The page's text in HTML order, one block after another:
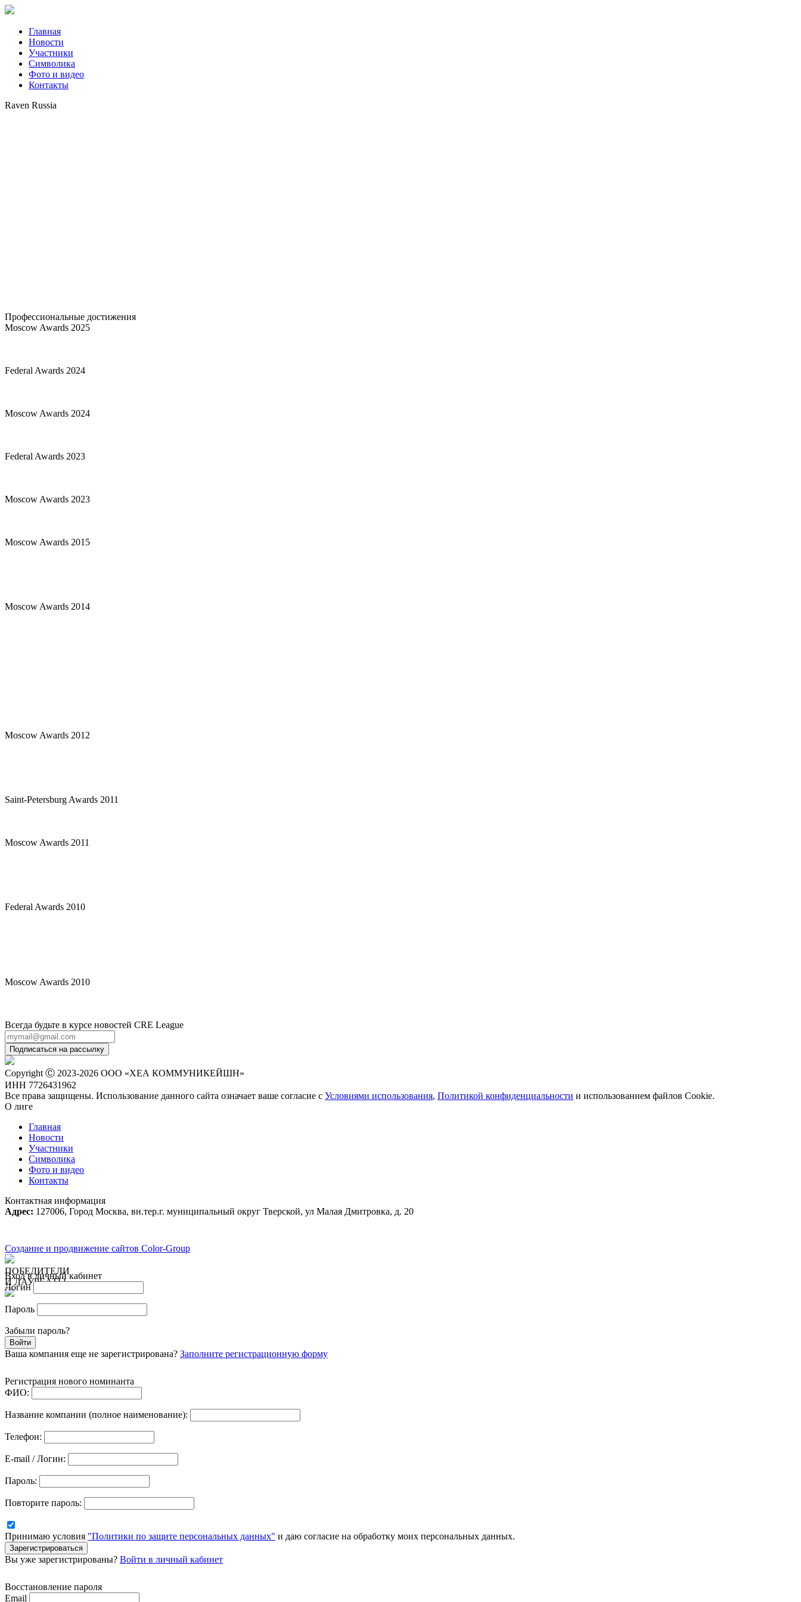
Главная
Новости
Участники
Символика
Фото и видео
Контакты
Raven Russia
rrpa.ru
Профессиональные достижения
Moscow Awards 2025
Federal Awards 2024
Moscow Awards 2024
Federal Awards 2023
Moscow Awards 2023
Moscow Awards 2015
Moscow Awards 2014
Moscow Awards 2012
Saint-Petersburg Awards 2011
Moscow Awards 2011
Federal Awards 2010
Moscow Awards 2010
Всегда будьте в курсе новостей CRE League
Подписаться на рассылку
Copyright Ⓒ 2023-2026 ООО «ХЕА КОММУНИКЕЙШН»
ИНН 7726431962
Все права защищены. Использование данного сайта означает ваше согласие с Условиями использования, Политикой конфиденциальности и использованием файлов Сookie.
О лиге
Главная
Новости
Участники
Символика
Фото и видео
Контакты
Контактная информация
Адрес: 127006, Город Москва, вн.тер.г. муниципальный округ Тверской, ул Малая Дмитровка, д. 20
Создание и продвижение сайтов Color-Group
ПОБЕДИТЕЛИ
И ЛАУРЕАТЫ
Вход в личный кабинет
Логин
Пароль
Забыли пароль?
Войти
Ваша компания еще не зарегистрирована? Заполните регистрационную форму
Регистрация нового номинанта
ФИО:
Название компании (полное наименование):
Телефон:
E-mail / Логин:
Пароль:
Повторите пароль:
Принимаю условия "Политики по защите персональных данных" и даю согласие на обработку моих персональных данных.
Зарегистрироваться
Вы уже зарегистрированы? Войти в личный кабинет
Восстановление пароля
Email